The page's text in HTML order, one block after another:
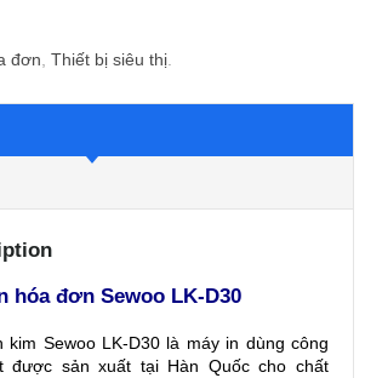
đơn, Thiết bị siêu thị.
hóa đơn Sewoo LK-D30
kim Sewoo LK-D30 là máy in dùng công
được sản xuất tại Hàn Quốc cho chất